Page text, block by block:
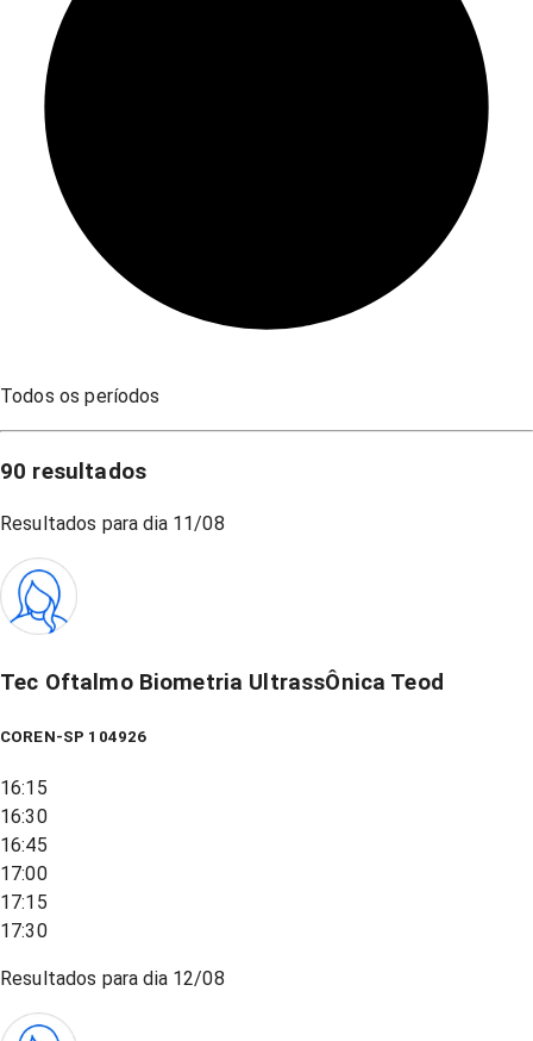
Todos os períodos
90 resultados
Resultados para dia 11/08
Tec Oftalmo Biometria UltrassÔnica Teod
COREN-SP 104926
16:15
16:30
16:45
17:00
17:15
17:30
Resultados para dia 12/08